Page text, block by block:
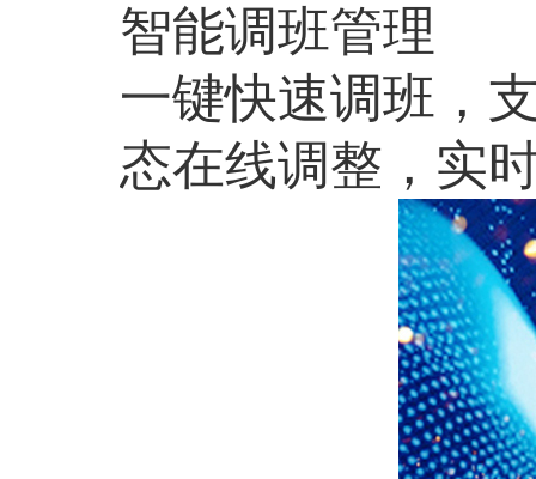
智能调班管理
一键快速调班，
态在线调整，实